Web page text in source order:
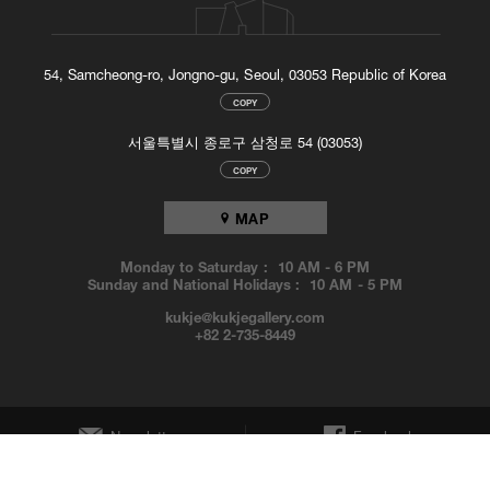
54, Samcheong-ro, Jongno-gu, Seoul, 03053 Republic of Korea
COPY
서울특별시 종로구 삼청로 54 (03053)
COPY
MAP
Monday to Saturday : 10 AM -6 PM
Sunday and National Holidays : 10 AM -5 PM
kukje@kukjegallery.com
+82 2-735-8449
Newsletter Facebook